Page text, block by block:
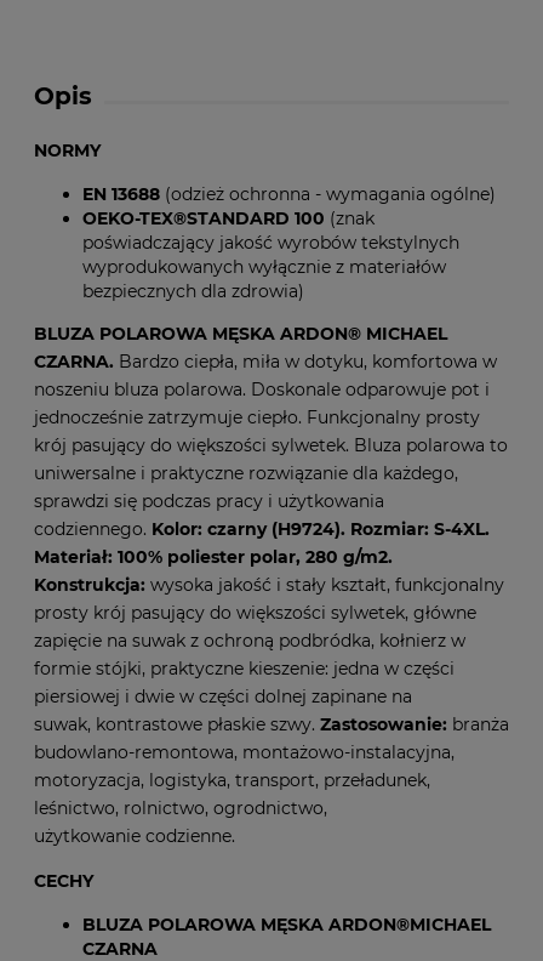
Opis
NORMY
EN 13688 (odzież ochronna - wymagania ogólne)
OEKO-TEX®STANDARD 100 (znak
poświadczający jakość wyrobów tekstylnych
wyprodukowanych wyłącznie z materiałów
bezpiecznych dla zdrowia)
BLUZA POLAROWA MĘSKA ARDON® MICHAEL
CZARNA. Bardzo ciepła, miła w dotyku, komfortowa w
noszeniu bluza polarowa. Doskonale odparowuje pot i
jednocześnie zatrzymuje ciepło. Funkcjonalny prosty
krój pasujący do większości sylwetek. Bluza polarowa to
uniwersalne i praktyczne rozwiązanie dla każdego,
sprawdzi się podczas pracy i użytkowania
codziennego. Kolor: czarny (H9724). Rozmiar: S-4XL.
Materiał: 100% poliester polar, 280 g/m2.
Konstrukcja: wysoka jakość i stały kształt, funkcjonalny
prosty krój pasujący do większości sylwetek, główne
zapięcie na suwak z ochroną podbródka, kołnierz w
formie stójki, praktyczne kieszenie: jedna w części
piersiowej i dwie w części dolnej zapinane na
suwak, kontrastowe płaskie szwy. Zastosowanie: branża
budowlano-remontowa, montażowo-instalacyjna,
motoryzacja, logistyka, transport, przeładunek,
leśnictwo, rolnictwo, ogrodnictwo,
użytkowanie codzienne.
CECHY
BLUZA POLAROWA MĘSKA ARDON®MICHAEL
CZARNA